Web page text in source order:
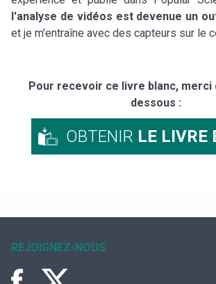
l'analyse de vidéos est devenue un
et je m'entraîne avec des capteurs sur le
Pour recevoir ce livre blanc, merci
dessous :
OBTENIR LE LIVRE
REJOIGNEZ-NOUS